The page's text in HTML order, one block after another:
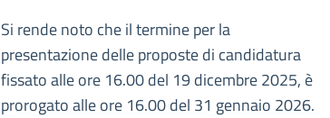
Si rende noto che il termine per la
presentazione delle proposte di candidatura
fissato alle ore 16.00 del 19 dicembre 2025, è
prorogato alle ore 16.00 del 31 gennaio 2026.